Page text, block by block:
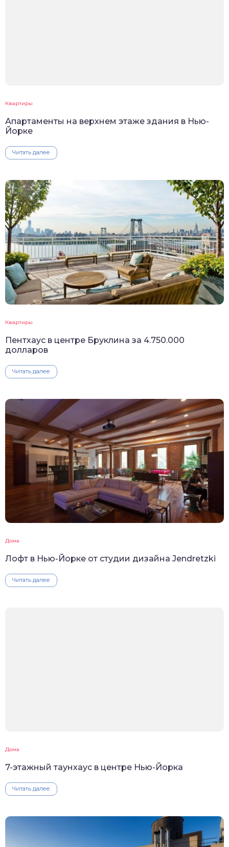
Квартиры
Апартаменты на верхнем этаже здания в Нью-
Йорке
Читать далее
Квартиры
Пентхаус в центре Бруклина за 4.750.000
долларов
Читать далее
Дома
Лофт в Нью-Йорке от студии дизайна Jendretzki
Читать далее
Дома
7-этажный таунхаус в центре Нью-Йорка
Читать далее